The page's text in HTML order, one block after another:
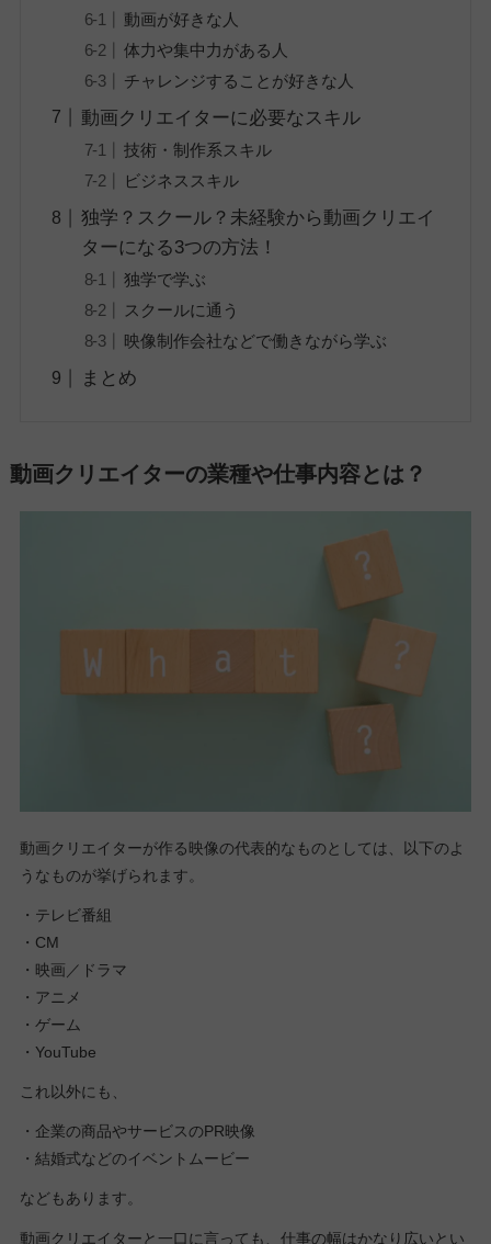
動画が好きな人
体力や集中力がある人
チャレンジすることが好きな人
動画クリエイターに必要なスキル
技術・制作系スキル
ビジネススキル
独学？スクール？未経験から動画クリエイ
ターになる3つの方法！
独学で学ぶ
スクールに通う
映像制作会社などで働きながら学ぶ
まとめ
動画クリエイターの業種や仕事内容とは？
動画クリエイターが作る映像の代表的なものとしては、以下のよ
うなものが挙げられます。
・テレビ番組
・CM
・映画／ドラマ
・アニメ
・ゲーム
・YouTube
これ以外にも、
・企業の商品やサービスのPR映像
・結婚式などのイベントムービー
などもあります。
動画クリエイターと一口に言っても、仕事の幅はかなり広いとい